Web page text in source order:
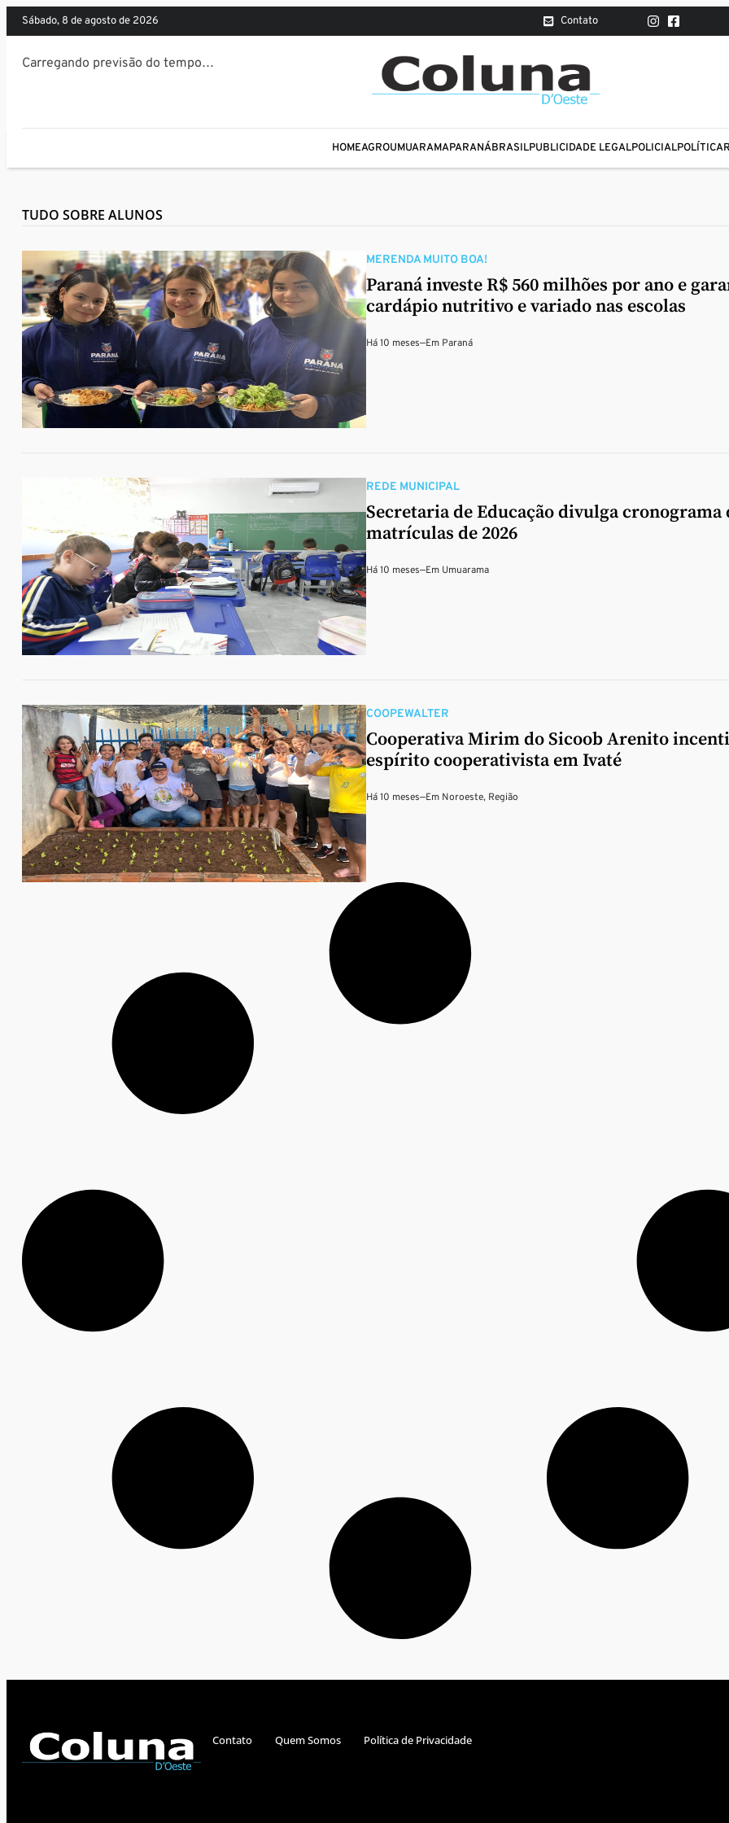
sábado, 8 de agosto de 2026 Contato
Carregando previsão do tempo…
HOMEAGROUMUARAMAPARANÁBRASILPUBLICIDADE LEGALPOLICIALPOLÍTICA
TUDO SOBRE ALUNOS
MERENDA MUITO BOA!
Paraná investe R$ 560 milhões por ano e
cardápio nutritivo e variado nas escolas
Há 10 meses—Em Paraná
REDE MUNICIPAL
Secretaria de Educação divulga cronograma
matrículas de 2026
Há 10 meses—Em Umuarama
COOPEWALTER
Cooperativa Mirim do Sicoob Arenito
espírito cooperativista em Ivaté
Há 10 meses—Em Noroeste, Região
Contato Quem Somos Política de Privacidade